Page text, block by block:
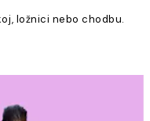
ložnici nebo chodbu.